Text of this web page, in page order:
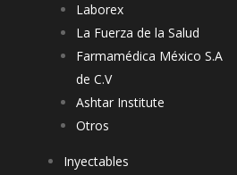
Laborex
La Fuerza de la Salud
Farmamédica México S.A
de C.V
Ashtar Institute
Otros
Inyectables